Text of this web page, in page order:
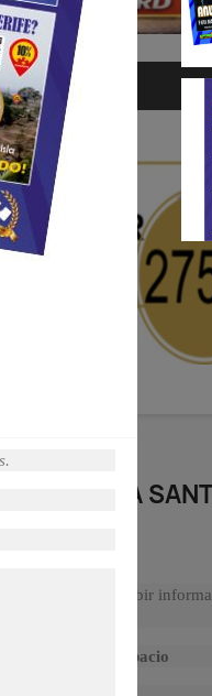
LA LAGUNA
Escríbenos para recibir
– Reserva tu espacio